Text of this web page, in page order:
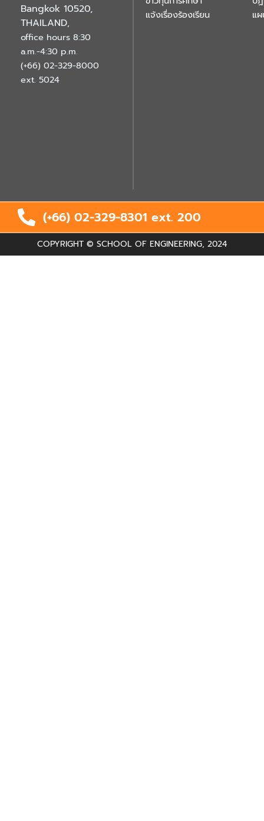
Bangkok 10520,
THAILAND,
office hours 8:30
a.m.-4:30 p.m.
(+66) 02-329-8000
ext. 5024
แจ้งเรื่องร้องเรียน
แ
(+66) 02-329-8301 ext. 200
COPYRIGHT © SCHOOL OF ENGINEERING, 2024